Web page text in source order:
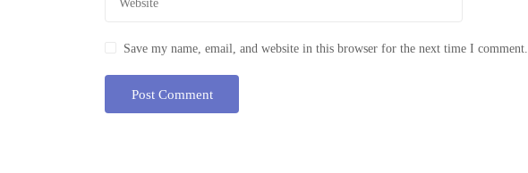
Save my name, email, and website in this browser for the next time I comment.